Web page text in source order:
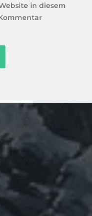
in diesem